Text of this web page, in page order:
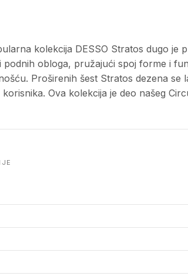
kolekcija DESSO Stratos dugo je
podnih obloga, pružajući spoj forme i
Proširenih šest Stratos dezena
Ova kolekcija je deo našeg